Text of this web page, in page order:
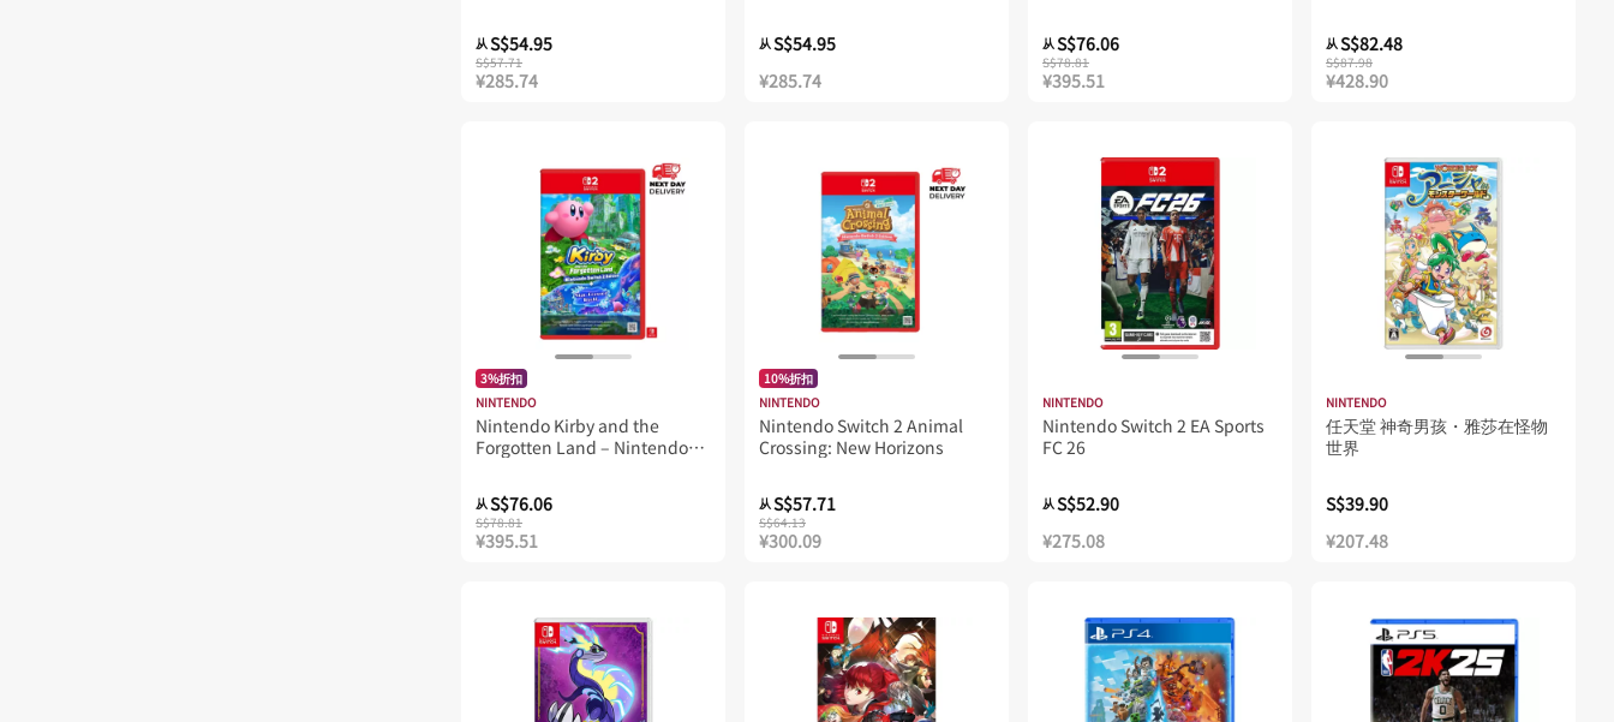
从S$54.95
S$57.71
¥285.74
从S$54.95
¥285.74
从S$76.06
S$78.81
¥395.51
从S$82.48
S$87.98
¥428.90
3%折扣
NINTENDO
Nintendo Kirby and the
Forgotten Land – Nintendo
Crossed World
从S$76.06
S$78.81
¥395.51
10%折扣
NINTENDO
Nintendo Switch 2 Animal
Crossing: New Horizons
从S$57.71
S$64.13
¥300.09
NINTENDO
Nintendo Switch 2 EA Sports
FC 26
从S$52.90
¥275.08
NINTENDO
任天堂 神奇男孩・雅莎在怪物
世界
S$39.90
¥207.48